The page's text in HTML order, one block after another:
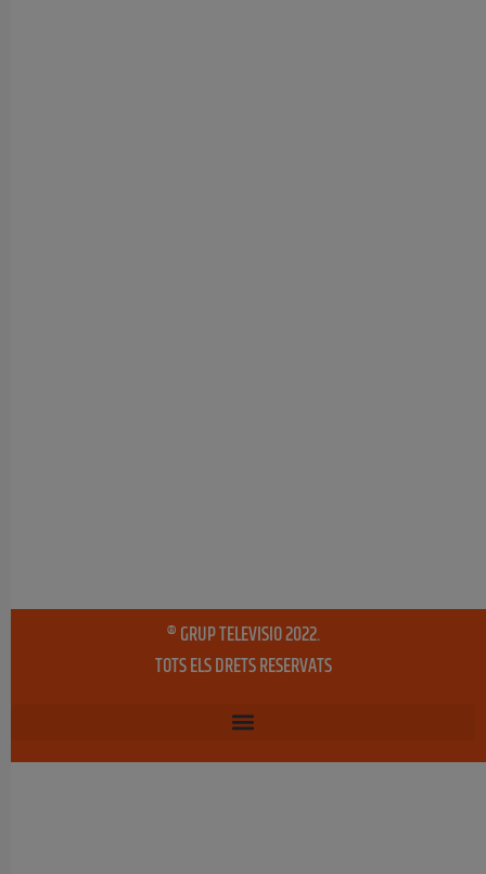
® GRUP TELEVISIO 2022.
TOTS ELS DRETS RESERVATS